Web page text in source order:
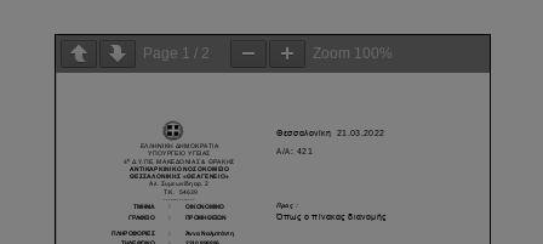
Page 1 / 2 Zoom 100%